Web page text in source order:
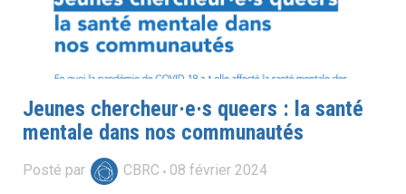
Jeunes chercheur·e·s queers : la santé
mentale dans nos communautés
Posté par CBRC 08 février 2024